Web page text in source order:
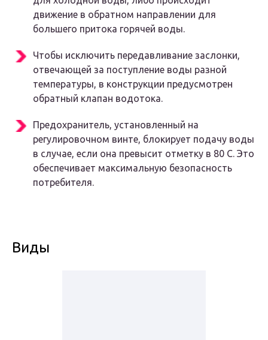
движение в обратном направлении для
большего притока горячей воды.
Чтобы исключить передавливание заслонки,
отвечающей за поступление воды разной
температуры, в конструкции предусмотрен
обратный клапан водотока.
Предохранитель, установленный на
регулировочном винте, блокирует подачу воды
в случае, если она превысит отметку в 80 C. Это
обеспечивает максимальную безопасность
потребителя.
Виды